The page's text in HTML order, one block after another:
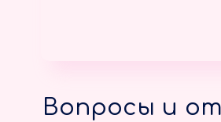
Вопросы и